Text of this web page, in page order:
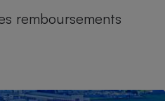
remboursements